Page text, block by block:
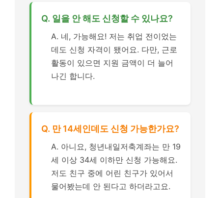
Q. 일을 안 해도 신청할 수 있나요?
A. 네, 가능해요! 저는 취업 전이었는
데도 신청 자격이 됐어요. 다만, 근로
활동이 있으면 지원 금액이 더 늘어
나긴 합니다.
Q. 만 14세인데도 신청 가능한가요?
A. 아니요, 청년내일저축계좌는 만 19
세 이상 34세 이하만 신청 가능해요.
저도 친구 중에 어린 친구가 있어서
물어봤는데 안 된다고 하더라고요.